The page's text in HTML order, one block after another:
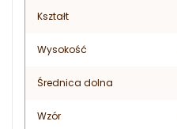
Kształt
Wysokość
Średnica dolna
Wzór